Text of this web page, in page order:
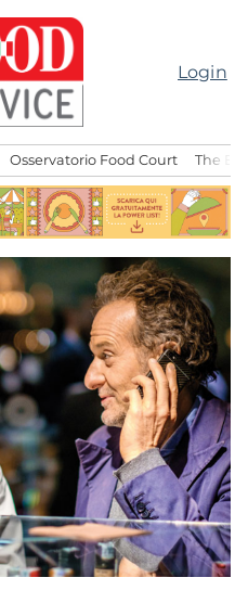
Login
Osservatorio Food Court The